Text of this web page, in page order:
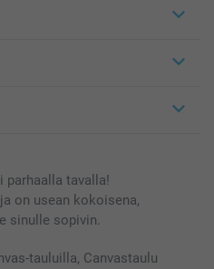
parhaalla tavalla!
on usean kokoisena,
sinulle sopivin.
tauluilla, Canvastaulu